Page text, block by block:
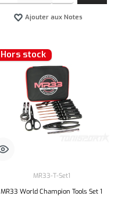
Ajouter aux Notes
Hors stock
MR33-T-Set1
MR33 World Champion Tools Set 1